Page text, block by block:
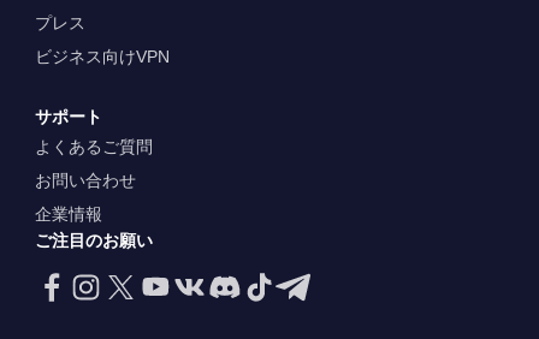
プレス
ビジネス向けVPN
サポート
よくあるご質問
お問い合わせ
企業情報
ご注目のお願い